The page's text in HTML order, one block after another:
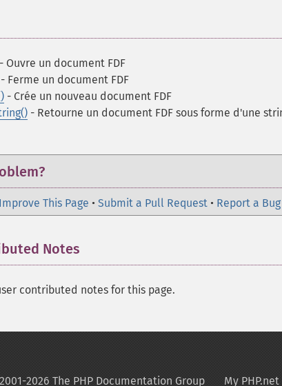
- Ouvre un document FDF
- Ferme un document FDF
- Crée un nouveau document FDF
- Retourne un document FDF sous forme d'une
This Page • Submit a Pull Request • Report a Bug
Notes
contributed notes for this page.
2026 The PHP Documentation Group My PHP.net